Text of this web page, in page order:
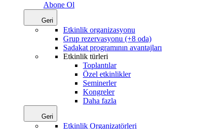
Abone Ol
Geri
Etkinlik organizasyonu
Grup rezervasyonu (+8 oda)
Sadakat programının avantajları
Etkinlik türleri
Toplantılar
Özel etkinlikler
Seminerler
Kongreler
Daha fazla
Geri
Etkinlik Organizatörleri